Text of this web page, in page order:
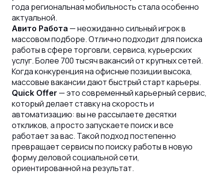
года региональная мобильность стала особенно
актуальной.
Авито Работа — неожиданно сильный игрок в
массовом подборе. Отлично подходит для поиска
работы в сфере торговли, сервиса, курьерских
услуг. Более 700 тысяч вакансий от крупных сетей.
Когда конкуренция на офисные позиции высока,
массовые вакансии дают быстрый старт карьеры.
Quick Offer — это современный карьерный сервис,
который делает ставку на скорость и
автоматизацию: вы не рассылаете десятки
откликов, а просто запускаете поиск и все
работает за вас. Такой подход постепенно
превращает сервисы по поиску работы в новую
форму деловой социальной сети,
ориентированной на результат.